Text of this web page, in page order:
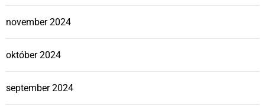
november 2024
október 2024
september 2024